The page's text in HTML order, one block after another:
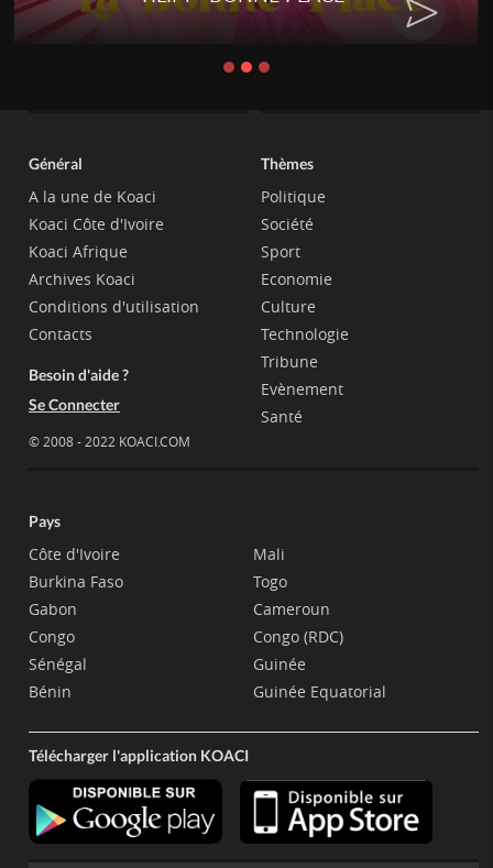
Général
A la une de Koaci
Koaci Côte d'Ivoire
Koaci Afrique
Archives Koaci
Conditions d'utilisation
Contacts
Besoin d'aide ?
Se Connecter
© 2008 - 2022 KOACI.COM
Thèmes
Politique
Société
Sport
Economie
Culture
Technologie
Tribune
Evènement
Santé
Pays
Côte d'Ivoire
Burkina Faso
Gabon
Congo
Sénégal
Bénin
Mali
Togo
Cameroun
Congo (RDC)
Guinée
Guinée Equatorial
Télécharger l'application KOACI